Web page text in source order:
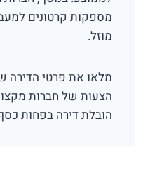
מספקות קרטונים
מוזל.
מלאו את פרטי הדירה
הצעות של חברות
הובלת דירה בפחות